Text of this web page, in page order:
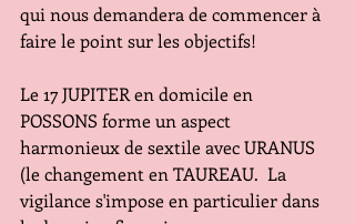
qui nous demandera de commencer à
faire le point sur les objectifs!
Le 17 JUPITER en domicile en
POSSONS forme un aspect
harmonieux de sextile avec URANUS
(le changement en TAUREAU.  La
vigilance s'impose en particulier dans